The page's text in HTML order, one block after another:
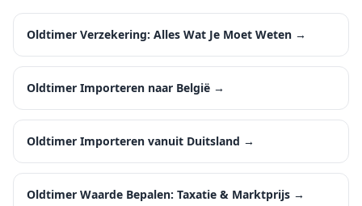
Oldtimer Verzekering: Alles Wat Je Moet Weten →
Oldtimer Importeren naar België →
Oldtimer Importeren vanuit Duitsland →
Oldtimer Waarde Bepalen: Taxatie & Marktprijs →